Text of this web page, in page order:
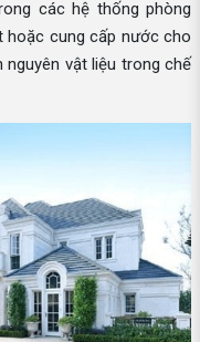
các hệ thống phòng
hoặc cung cấp nước cho
vật liệu trong chế